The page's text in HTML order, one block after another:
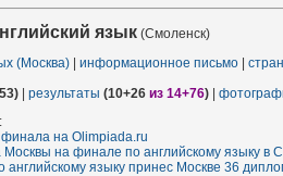
язык (Смоленск)
(Москва)
информационное письмо
результаты (10+26 из 14+76)
:
на Olimpiada.ru
Москвы на финале по английскому языку в
английскому языку принес Москве 36